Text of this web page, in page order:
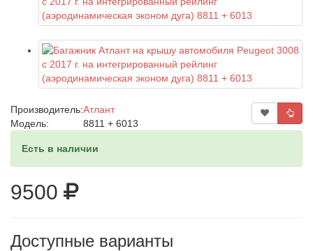
Производитель:Атлант
Модель:
8811 + 6013
Есть в наличии
9500
Доступные варианты